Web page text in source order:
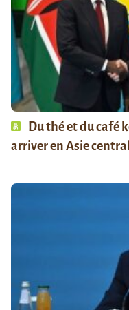
Du thé et du café
arriver en Asie